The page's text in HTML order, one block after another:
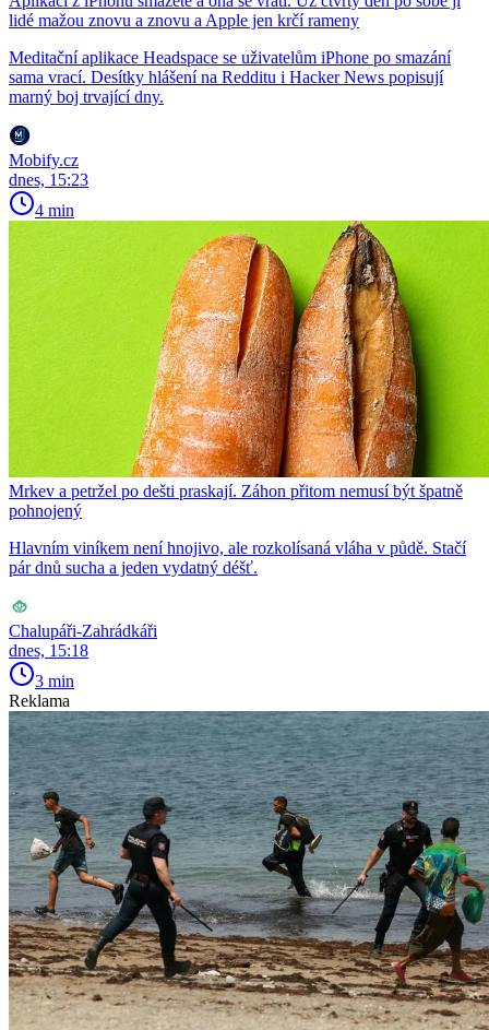
lidé mažou znovu a znovu a Apple jen krčí rameny
Meditační aplikace Headspace se uživatelům iPhone po smazání
sama vrací. Desítky hlášení na Redditu i Hacker News popisují
marný boj trvající dny.
Mobify.cz
dnes, 15:23
4 min
Mrkev a petržel po dešti praskají. Záhon přitom nemusí být špatně
pohnojený
Hlavním viníkem není hnojivo, ale rozkolísaná vláha v půdě. Stačí
pár dnů sucha a jeden vydatný déšť.
Chalupáři-Zahrádkáři
dnes, 15:18
3 min
Reklama